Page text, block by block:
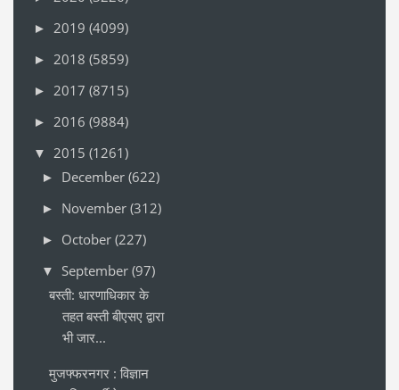
► 2019 (4099)
► 2018 (5859)
► 2017 (8715)
► 2016 (9884)
▼ 2015 (1261)
► December (622)
► November (312)
► October (227)
▼ September (97)
बस्ती: धारणाधिकार के
तहत बस्ती बीएसए द्वारा
भी जार...
मुजफ्फरनगर : विज्ञान